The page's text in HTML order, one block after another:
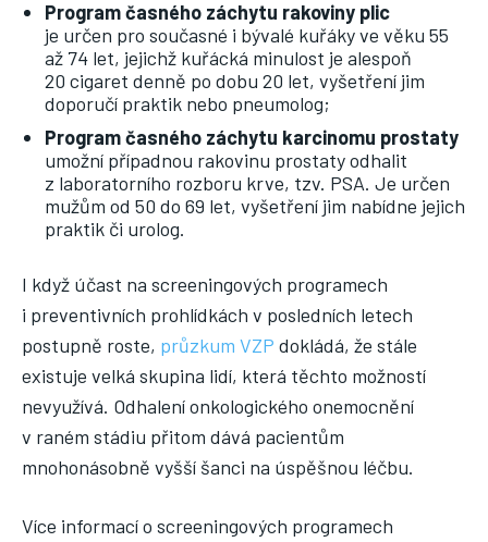
Program časného záchytu rakoviny plic
je určen pro současné i bývalé kuřáky ve věku 55
až 74 let, jejichž kuřácká minulost je alespoň
20 cigaret denně po dobu 20 let, vyšetření jim
doporučí praktik nebo pneumolog;
Program časného záchytu karcinomu prostaty
umožní případnou rakovinu prostaty odhalit
z laboratorního rozboru krve, tzv. PSA. Je určen
mužům od 50 do 69 let, vyšetření jim nabídne jejich
praktik či urolog.
I když účast na screeningových programech
i preventivních prohlídkách v posledních letech
postupně roste, průzkum VZP dokládá, že stále
existuje velká skupina lidí, která těchto možností
nevyužívá. Odhalení onkologického onemocnění
v raném stádiu přitom dává pacientům
mnohonásobně vyšší šanci na úspěšnou léčbu.
Více informací o screeningových programech